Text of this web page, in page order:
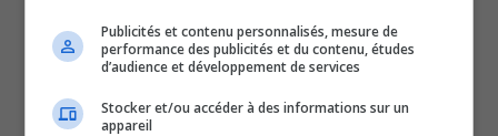
Malgré une tempête de neige qui s’était abattue sur la
région la veille et une température annoncée de
moins 30 degrés pour la soirée.
Publicités et contenu personnalisés, mesure de
performance des publicités et du contenu, études
d’audience et développement de services
Stocker et/ou accéder à des informations sur un
appareil